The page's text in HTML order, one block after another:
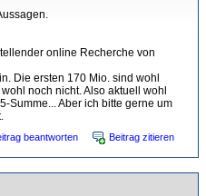
online Recherche von
Die ersten 170 Mio. sind wohl
noch nicht. Also aktuell wohl
Summe... Aber ich bitte gerne um
beantworten Beitrag zitieren